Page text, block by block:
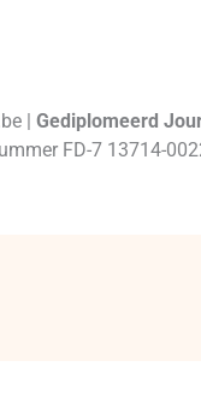
|Gediplomeerd
FD-7 13714-